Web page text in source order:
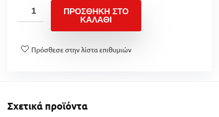
ΠΡΟΣΘΉΚΗ ΣΤΟ
ΚΑΛΆΘΙ
Πρόσθεσε στην λίστα επιθυμιών
Σχετικά προϊόντα